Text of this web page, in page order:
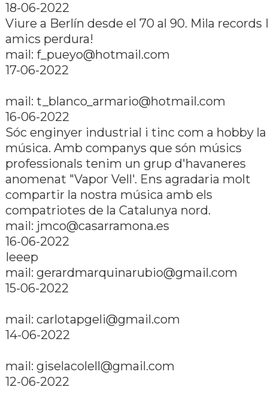
18-06-2022
Viure a Berlí­n desde el 70 al 90. Mila records I
amics perdura!
mail: f_pueyo@hotmail.com
17-06-2022
mail: t_blanco_armario@hotmail.com
16-06-2022
Sóc enginyer industrial i tinc com a hobby la
música. Amb companys que són músics
professionals tenim un grup d'havaneres
anomenat "Vapor Vell'. Ens agradaria molt
compartir la nostra música amb els
compatriotes de la Catalunya nord.
mail: jmco@casarramona.es
16-06-2022
Ieeep
mail: gerardmarquinarubio@gmail.com
15-06-2022
mail: carlotapgeli@gmail.com
14-06-2022
mail: giselacolell@gmail.com
12-06-2022